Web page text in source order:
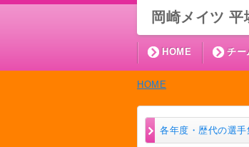
岡崎メイツ 平
HOME チー
HOME
各年度・歴代の選